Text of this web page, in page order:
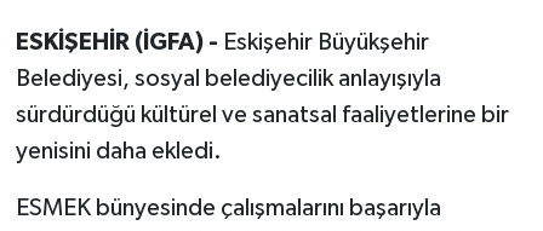
ESKİŞEHİR (İGFA) - Eskişehir Büyükşehir
Belediyesi, sosyal belediyecilik anlayışıyla
sürdürdüğü kültürel ve sanatsal faaliyetlerine bir
yenisini daha ekledi.
ESMEK bünyesinde çalışmalarını başarıyla